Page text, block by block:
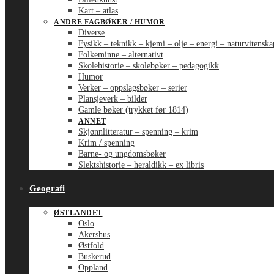
Kart – atlas
ANDRE FAGBØKER / HUMOR
Diverse
Fysikk – teknikk – kjemi – olje – energi –
Folkeminne – alternativt
Skolehistorie – skolebøker – pedagogikk
Humor
Verker – oppslagsbøker – serier
Plansjeverk – bilder
Gamle bøker (trykket før 1814)
ANNET
Skjønnlitteratur – spenning – krim
Krim / spenning
Barne- og ungdomsbøker
Slektshistorie – heraldikk – ex libris
Geografi
ØSTLANDET
Oslo
Akershus
Østfold
Buskerud
Oppland